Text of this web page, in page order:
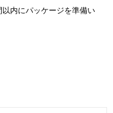
内にパッケージを準備い